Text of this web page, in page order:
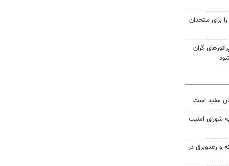
برای متحدان
گران
مفید است
شورای امنیت
و رعدوبرق در